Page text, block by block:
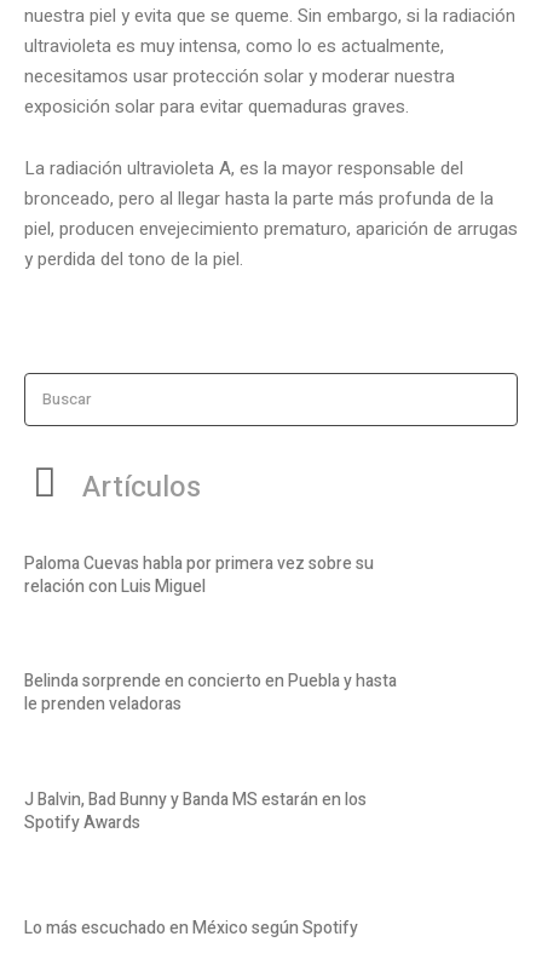
nuestra piel y evita que se queme. Sin embargo, si la radiación
ultravioleta es muy intensa, como lo es actualmente,
necesitamos usar protección solar y moderar nuestra
exposición solar para evitar quemaduras graves.
La radiación ultravioleta A, es la mayor responsable del
bronceado, pero al llegar hasta la parte más profunda de la
piel, producen envejecimiento prematuro, aparición de arrugas
y perdida del tono de la piel.
Buscar
Artículos
Paloma Cuevas habla por primera vez sobre su
relación con Luis Miguel
Belinda sorprende en concierto en Puebla y hasta
le prenden veladoras
J Balvin, Bad Bunny y Banda MS estarán en los
Spotify Awards
Lo más escuchado en México según Spotify